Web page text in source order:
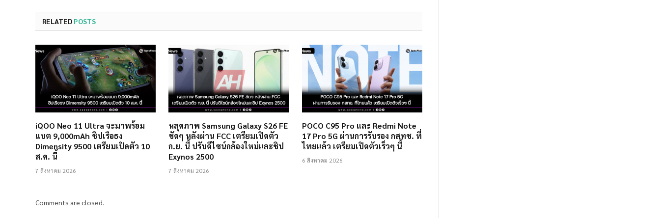
RELATED POSTS
iQOO Neo 11 Ultra จะมาพร้อม
แบต 9,000mAh ชิปเรือธง
Dimensity 9500 เตรียมเปิดตัว 10
ส.ค. นี้
7 สิงหาคม 2026
หลุดภาพ Samsung Galaxy S26 FE
ชัดๆ หลังผ่าน FCC เตรียมเปิดตัว
ก.ย. นี้ ปรับดีไซน์กล้องใหม่และชิป
Exynos 2500
7 สิงหาคม 2026
POCO C95 Pro และ Redmi Note
17 Pro 5G ผ่านการรับรอง กสทช. ที่
ไทยแล้ว เตรียมเปิดตัวเร็วๆ นี้
6 สิงหาคม 2026
Comments are closed.